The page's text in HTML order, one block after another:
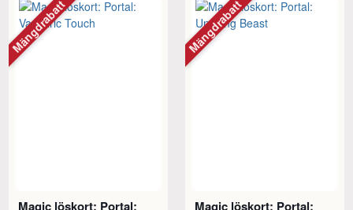
Magic löskort: Portal:
Mängdrabatt
Magic löskort: Portal:
Mängdrabatt